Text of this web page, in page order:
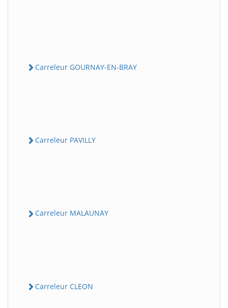
Carreleur GOURNAY-EN-BRAY
Carreleur PAVILLY
Carreleur MALAUNAY
Carreleur CLEON